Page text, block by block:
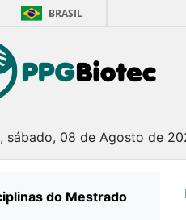
BRASIL
sábado, 08 de Agosto de
do Mestrado